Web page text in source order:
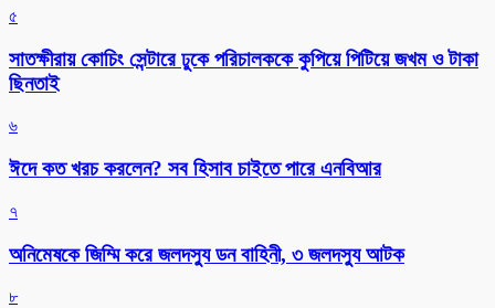
৫
সাতক্ষীরায় কোচিং সেন্টারে ঢুকে পরিচালককে কুপিয়ে পিটিয়ে জখম ও টাকা
ছিনতাই
৬
ঈদে কত খরচ করলেন? সব হিসাব চাইতে পারে এনবিআর
৭
অনিমেষকে জিম্মি করে জলদস্যু ডন বাহিনী, ৩ জলদস্যু আটক
৮